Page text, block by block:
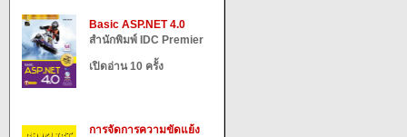
Basic ASP.NET 4.0
สำนักพิมพ์ IDC Premier
เปิดอ่าน 10 ครั้ง
การจัดการความขัดแย้ง